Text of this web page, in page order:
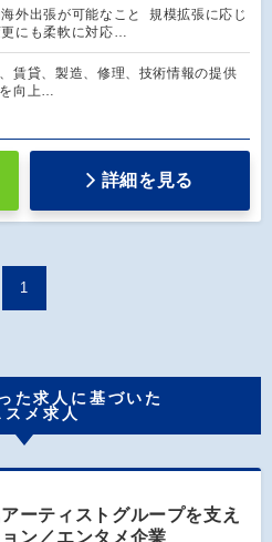
外出張が可能なこと 規模拡張に応じ
にも柔軟に対応…
賃貸、製造、修理、技術情報の提供
向上…
詳細を見る
1
た求人に基づいた
スメ求人
ーティストグループを支え
ン／エンタメ企業